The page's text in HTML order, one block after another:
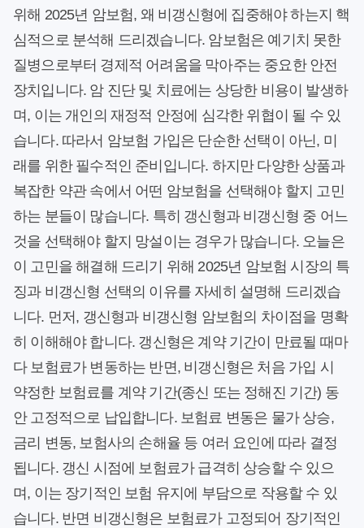
위해 2025년 암보험, 왜 비갱신형에 집중해야 하는지 핵
심적으로 분석해 드리겠습니다. 암보험은 예기치 못한
질병으로부터 경제적 어려움을 막아주는 중요한 안전
장치입니다. 암 진단 및 치료에는 상당한 비용이 발생하
며, 이는 개인의 재정적 안정에 심각한 위협이 될 수 있
습니다. 따라서 암보험 가입은 단순한 선택이 아닌, 미
래를 위한 필수적인 준비입니다. 하지만 다양한 상품과
복잡한 약관 속에서 어떤 암보험을 선택해야 할지 고민
하는 분들이 많습니다. 특히 갱신형과 비갱신형 중 어느
것을 선택해야 할지 망설이는 경우가 많습니다. 오늘은
이 고민을 해결해 드리기 위해 2025년 암보험 시장의 특
징과 비갱신형 선택의 이유를 자세히 설명해 드리겠습
니다. 먼저, 갱신형과 비갱신형 암보험의 차이점을 명확
히 이해해야 합니다. 갱신형은 계약 기간이 만료될 때마
다 보험료가 변동하는 반면, 비갱신형은 처음 가입 시
약정한 보험료를 계약 기간(종신 또는 정해진 기간) 동
안 고정적으로 납입합니다. 보험료 변동은 물가 상승,
금리 변동, 보험사의 손해율 등 여러 요인에 따라 결정
됩니다. 갱신 시점에 보험료가 급격히 상승할 수 있으
며, 이는 장기적인 보험 유지에 부담으로 작용할 수 있
습니다. 반면 비갱신형은 보험료가 고정되어 장기적인